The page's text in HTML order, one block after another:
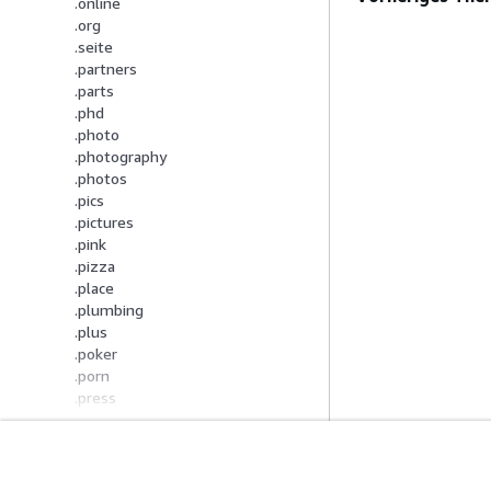
.org
.seite
.partners
.parts
.phd
.photo
.photography
.photos
.pics
.pictures
.pink
.pizza
.place
.plumbing
.plus
.poker
.porn
.press
.pro